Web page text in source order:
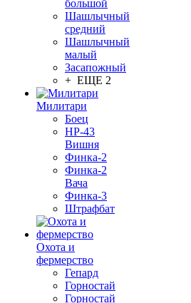
большой
Шашлычный
средний
Шашлычный
малый
Засапожный
+ ЕЩЕ 2
Милитари
Боец
НР-43
Вишня
Финка-2
Финка-2
Вача
Финка-3
Штрафбат
Охота и
фермерство
Гепард
Горностай
Горностай